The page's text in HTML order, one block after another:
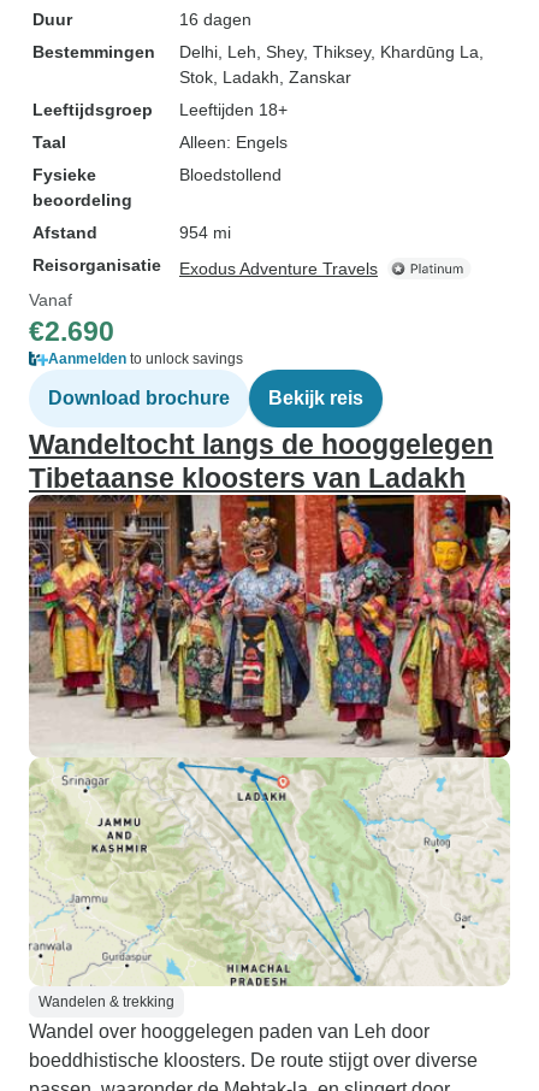
Duur
16 dagen
Bestemmingen
Delhi , Leh , Shey, Thiksey, Khardūng La
Stok , Ladakh , Zanskar
Leeftijdsgroep
Leeftijden 18+
Taal
Alleen: Engels
Fysieke
beoordeling
Bloedstollend
Afstand
954 mi
Reisorganisatie
Exodus Adventure Travels
Vanaf
€2.690
Aanmelden to unlock savings
Download brochure Bekijk reis
Wandeltocht langs de hooggelegen
Tibetaanse kloosters van Ladakh
Wandelen & trekking
Wandel over hooggelegen paden van Leh door
boeddhistische kloosters. De route stijgt over diverse